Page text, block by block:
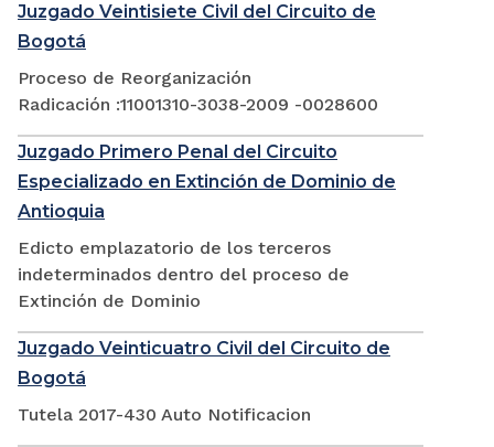
Juzgado Veintisiete Civil del Circuito de
Bogotá
Proceso de Reorganización
Radicación :11001310-3038-2009 -0028600
Juzgado Primero Penal del Circuito
Especializado en Extinción de Dominio de
Antioquia
Edicto emplazatorio de los terceros
indeterminados dentro del proceso de
Extinción de Dominio
Juzgado Veinticuatro Civil del Circuito de
Bogotá
Tutela 2017-430 Auto Notificacion